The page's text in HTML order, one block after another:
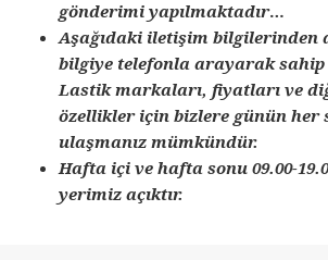
gönderimi yapılmaktadır…
Aşağıdaki iletişim bilgilerinden
bilgiye telefonla arayarak
Lastik markaları, fiyatları ve
özellikler için bizlere günün her
ulaşmanız mümkündür.
Hafta içi ve hafta sonu 09.00-
yerimiz açıktır.